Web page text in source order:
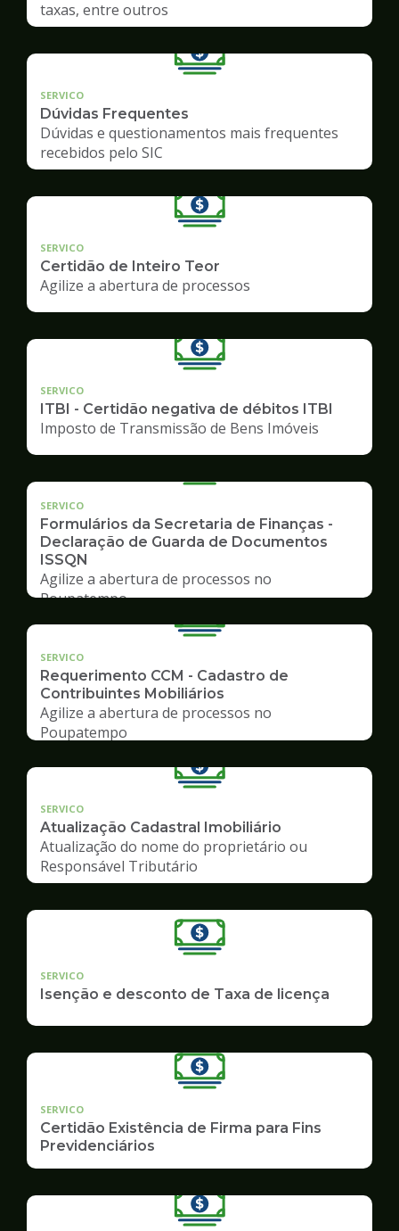
taxas, entre outros
SERVICO
Dúvidas Frequentes
Dúvidas e questionamentos mais frequentes
recebidos pelo SIC
SERVICO
Certidão de Inteiro Teor
Agilize a abertura de processos
SERVICO
ITBI - Certidão negativa de débitos ITBI
Imposto de Transmissão de Bens Imóveis
SERVICO
Formulários da Secretaria de Finanças -
Declaração de Guarda de Documentos
ISSQN
Agilize a abertura de processos no
Poupatempo
SERVICO
Requerimento CCM - Cadastro de
Contribuintes Mobiliários
Agilize a abertura de processos no
Poupatempo
SERVICO
Atualização Cadastral Imobiliário
Atualização do nome do proprietário ou
Responsável Tributário
SERVICO
Isenção e desconto de Taxa de licença
SERVICO
Certidão Existência de Firma para Fins
Previdenciários